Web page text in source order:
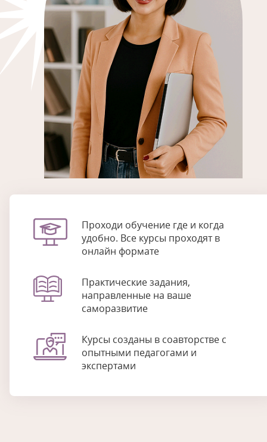
Проходи обучение где и когда
удобно. Все курсы проходят в
онлайн формате
Практические задания,
направленные на ваше
саморазвитие
Курсы созданы в соавторстве с
опытными педагогами и
экспертами